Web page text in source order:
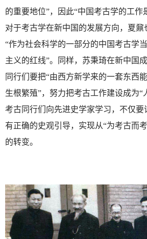
的重要地位”，因此“中国考古学的工作
对于考古学在新中国的发展方向，夏鼐
“作为社会科学的一部分的中国考古学
主义的红线”。同样，苏秉琦在新中国
同行们要把“由西方新学来的一套东西
生根繁殖”，努力把考古工作建设成为“
考古同行们向先进史学家学习，不仅要
有正确的史观引导，实现从“为考古而
的转变。